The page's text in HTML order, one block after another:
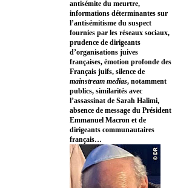
antisémite du meurtre,
informations déterminantes sur
l’antisémitisme du suspect
fournies par les réseaux sociaux,
prudence de dirigeants
d’organisations juives
françaises, émotion profonde des
Français juifs, silence de
mainstream medias, notamment
publics, similarités avec
l’assassinat de Sarah Halimi,
absence de message du Président
Emmanuel Macron et de
dirigeants communautaires
français…